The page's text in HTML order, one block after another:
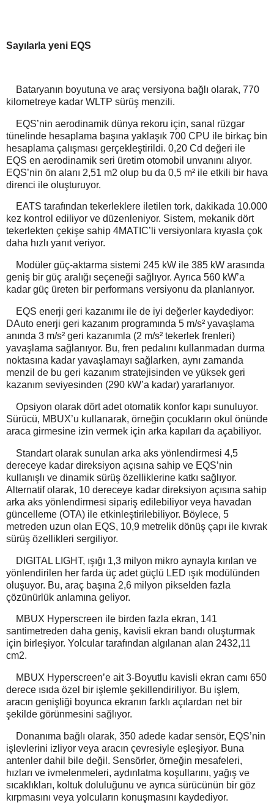
Sayılarla yeni EQS
Bataryanın boyutuna ve araç versiyona bağlı olarak, 770
kilometreye kadar WLTP sürüş menzili.
EQS’nin aerodinamik dünya rekoru için, sanal rüzgar
tünelinde hesaplama başına yaklaşık 700 CPU ile birkaç bin
hesaplama çalışması gerçekleştirildi. 0,20 Cd değeri ile
EQS en aerodinamik seri üretim otomobil unvanını alıyor.
EQS’nin ön alanı 2,51 m2 olup bu da 0,5 m² ile etkili bir hava
direnci ile oluşturuyor.
EATS tarafından tekerleklere iletilen tork, dakikada 10.000
kez kontrol ediliyor ve düzenleniyor. Sistem, mekanik dört
tekerlekten çekişe sahip 4MATIC’li versiyonlara kıyasla çok
daha hızlı yanıt veriyor.
Modüler güç-aktarma sistemi 245 kW ile 385 kW arasında
geniş bir güç aralığı seçeneği sağlıyor. Ayrıca 560 kW’a
kadar güç üreten bir performans versiyonu da planlanıyor.
EQS enerji geri kazanımı ile de iyi değerler kaydediyor:
DAuto enerji geri kazanım programında 5 m/s² yavaşlama
anında 3 m/s² geri kazanımla (2 m/s² tekerlek frenleri)
yavaşlama sağlanıyor. Bu, fren pedalını kullanmadan durma
noktasına kadar yavaşlamayı sağlarken, aynı zamanda
menzil de bu geri kazanım stratejisinden ve yüksek geri
kazanım seviyesinden (290 kW’a kadar) yararlanıyor.
Opsiyon olarak dört adet otomatik konfor kapı sunuluyor.
Sürücü, MBUX’u kullanarak, örneğin çocukların okul önünde
araca girmesine izin vermek için arka kapıları da açabiliyor.
Standart olarak sunulan arka aks yönlendirmesi 4,5
dereceye kadar direksiyon açısına sahip ve EQS’nin
kullanışlı ve dinamik sürüş özelliklerine katkı sağlıyor.
Alternatif olarak, 10 dereceye kadar direksiyon açısına sahip
arka aks yönlendirmesi sipariş edilebiliyor veya havadan
güncelleme (OTA) ile etkinleştirilebiliyor. Böylece, 5
metreden uzun olan EQS, 10,9 metrelik dönüş çapı ile kıvrak
sürüş özellikleri sergiliyor.
DIGITAL LIGHT, ışığı 1,3 milyon mikro aynayla kırılan ve
yönlendirilen her farda üç adet güçlü LED ışık modülünden
oluşuyor. Bu, araç başına 2,6 milyon pikselden fazla
çözünürlük anlamına geliyor.
MBUX Hyperscreen ile birden fazla ekran, 141
santimetreden daha geniş, kavisli ekran bandı oluşturmak
için birleşiyor. Yolcular tarafından algılanan alan 2432,11
cm2.
MBUX Hyperscreen’e ait 3-Boyutlu kavisli ekran camı 650
derece ısıda özel bir işlemle şekillendiriliyor. Bu işlem,
aracın genişliği boyunca ekranın farklı açılardan net bir
şekilde görünmesini sağlıyor.
Donanıma bağlı olarak, 350 adede kadar sensör, EQS’nin
işlevlerini izliyor veya aracın çevresiyle eşleşiyor. Buna
antenler dahil bile değil. Sensörler, örneğin mesafeleri,
hızları ve ivmelenmeleri, aydınlatma koşullarını, yağış ve
sıcaklıkları, koltuk doluluğunu ve ayrıca sürücünün bir göz
kırpmasını veya yolcuların konuşmasını kaydediyor.